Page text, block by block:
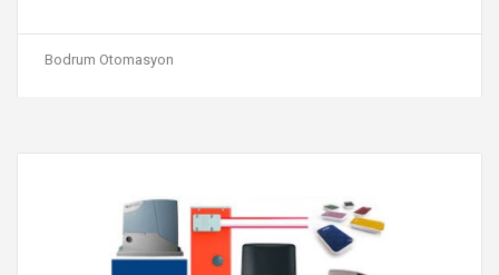
Bodrum Otomasyon